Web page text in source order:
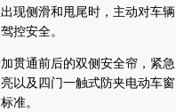
现侧滑和甩尾时，主动对车辆
控安全。
贯通前后的双侧安全帘，紧急
以及四门一触式防夹电动车窗
准。